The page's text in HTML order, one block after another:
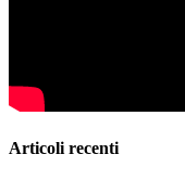
Articoli recenti